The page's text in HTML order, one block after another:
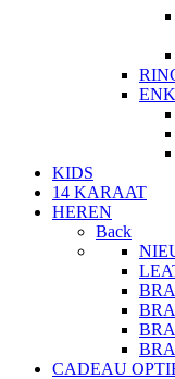
KIDS
14 KARAAT
HEREN
Back
CADEAU